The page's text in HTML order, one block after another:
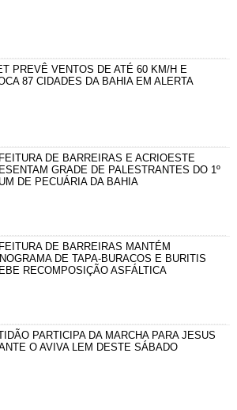
PREVÊ VENTOS DE ATÉ 60 KM/H E
87 CIDADES DA BAHIA EM ALERTA
DE BARREIRAS E ACRIOESTE
GRADE DE PALESTRANTES DO 1º
DE PECUÁRIA DA BAHIA
DE BARREIRAS MANTÉM
DE TAPA-BURACOS E BURITIS
RECOMPOSIÇÃO ASFÁLTICA
PARTICIPA DA MARCHA PARA JESUS
O AVIVA LEM DESTE SÁBADO